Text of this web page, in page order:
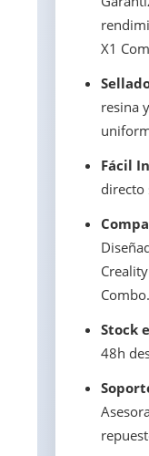
X1
resina
Fácil
directo
Combo.
Stock
48h